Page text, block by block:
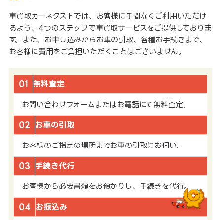
車買取カーネクストでは、お客様に手間なくご利用いただけ
るよう、4つのステップで車買取サービスをご提供しておりま
す。また、お申し込みからお車の引取、各種お手続きまで、
お客様に費用をご負担いただくことはございません。
01 無料査定
お問い合わせフォームまたはお電話にて無料査定。
02 お車の引取
お客様のご指定の場所までお車の引取にお伺い。
03 手続き代行
お客様から必要書類をお預かりし、手続きを代行。
04 お振込み